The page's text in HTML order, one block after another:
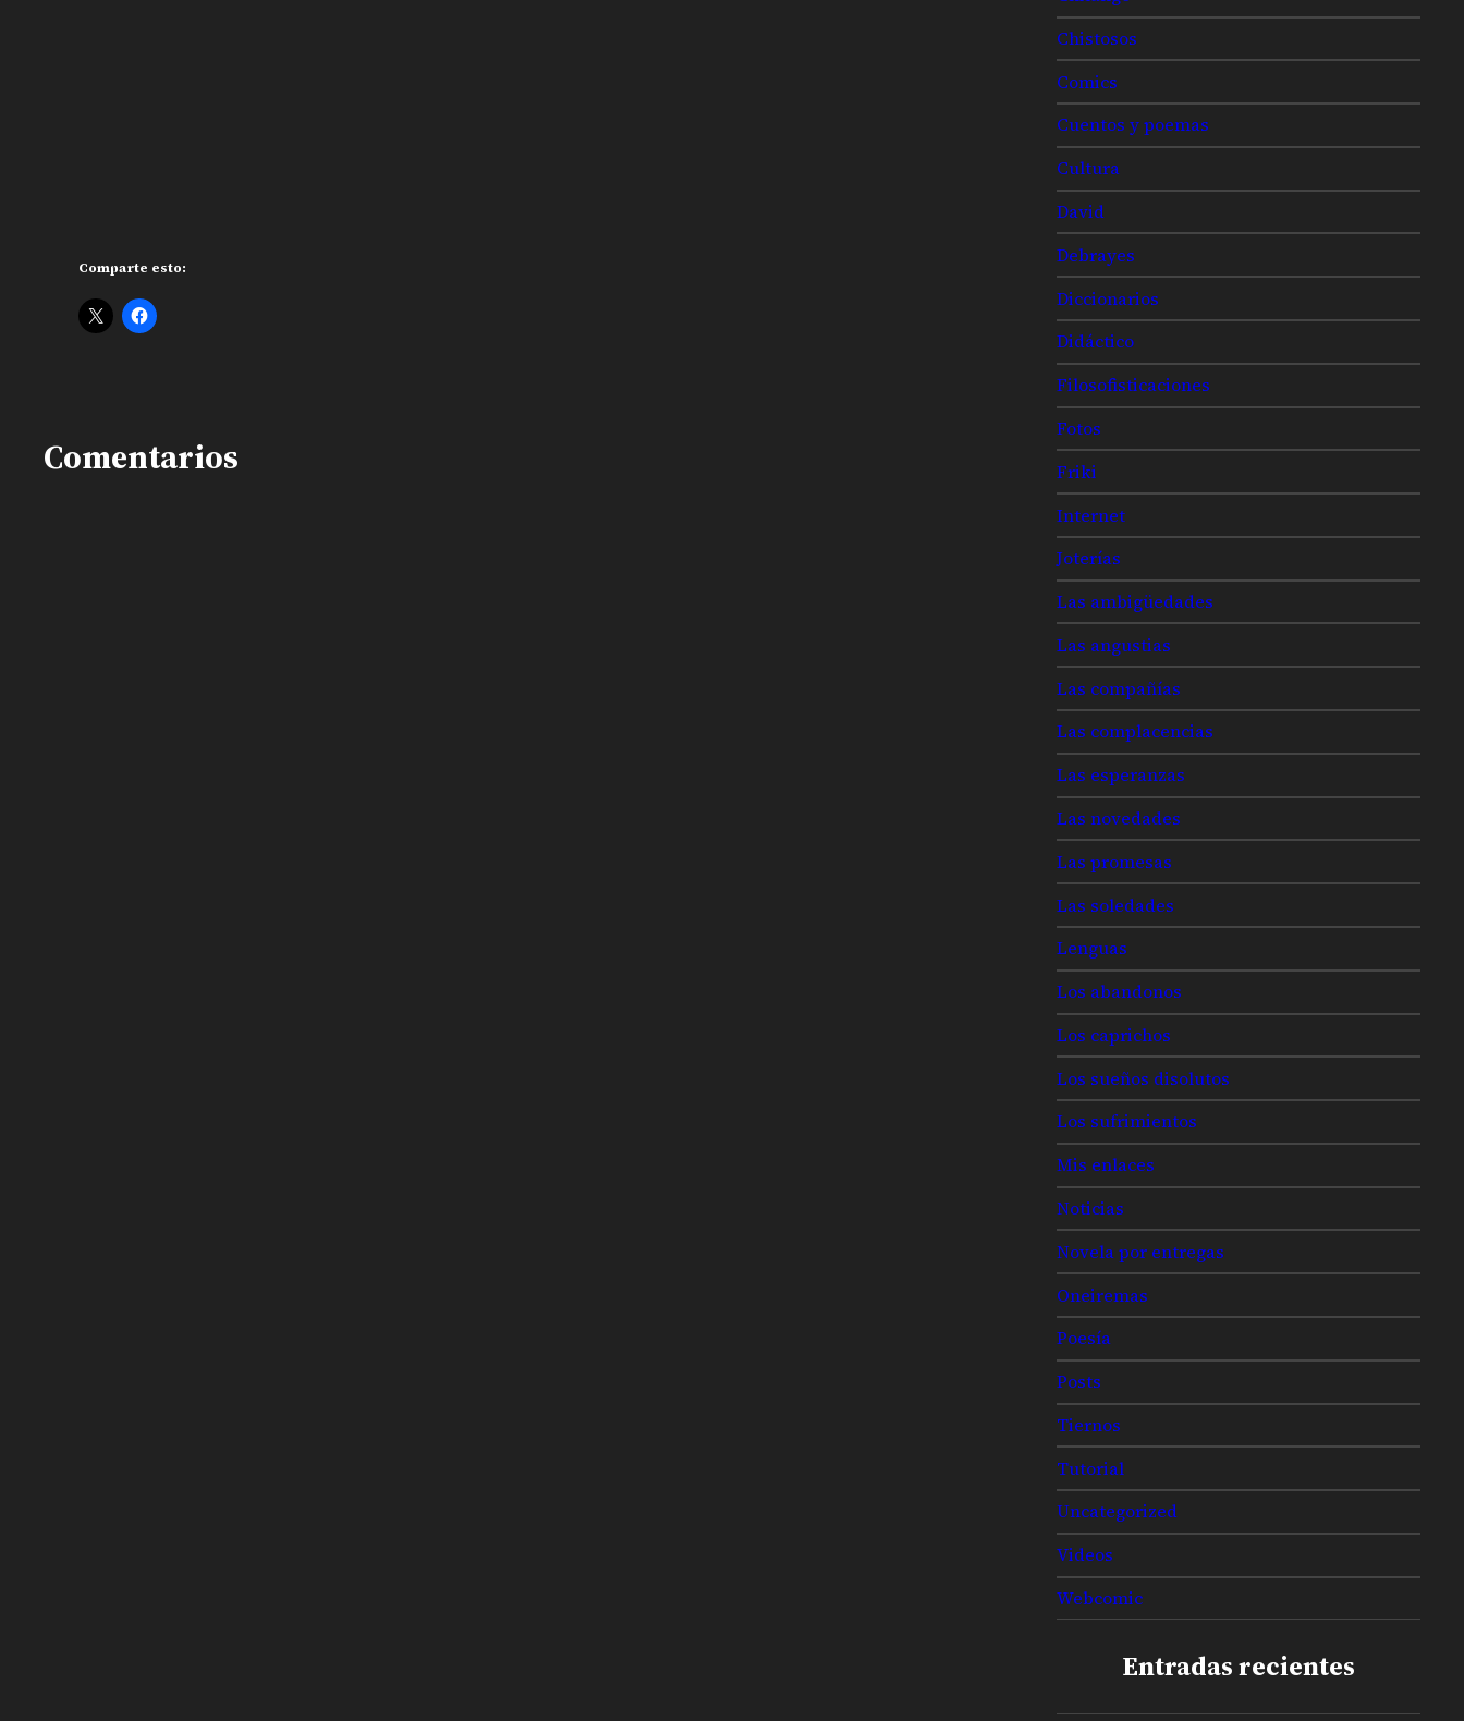
Comparte esto:
Comentarios
Chistosos
Comics
Cuentos y poemas
Cultura
David
Debrayes
Diccionarios
Didáctico
Filosofisticaciones
Fotos
Friki
Internet
Joterías
Las ambigüedades
Las angustias
Las compañías
Las complacencias
Las esperanzas
Las novedades
Las promesas
Las soledades
Lenguas
Los abandonos
Los caprichos
Los sueños disolutos
Los sufrimientos
Mis enlaces
Noticias
Novela por entregas
Oneiremas
Poesía
Posts
Tiernos
Tutorial
Uncategorized
Videos
Webcomic
Entradas recientes